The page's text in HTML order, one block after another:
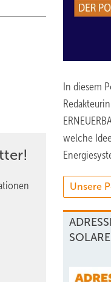
In diesem
welche
Unsere